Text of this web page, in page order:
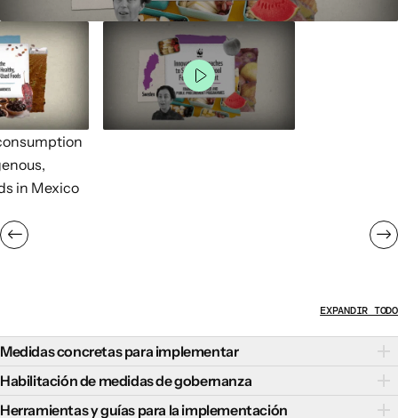
in Mexico
EXPANDIR TODO
Medidas concretas para implementar
Como grandes compradores de alimentos y servicios de
restauración, las autoridades públicas pueden desempeñar
Habilitación de medidas de gobernanza
La creación de un entorno de gobernanza propicio es
Herramientas y guías para la implementación